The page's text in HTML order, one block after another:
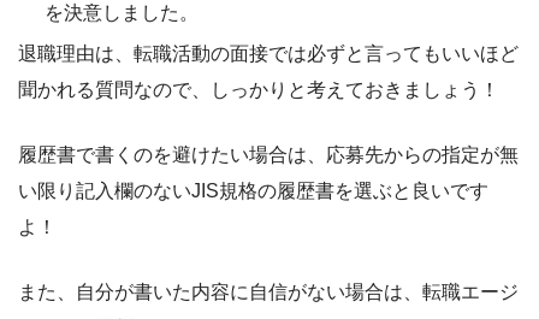
を決意しました。
退職理由は、転職活動の面接では必ずと言ってもいいほど
聞かれる質問なので、しっかりと考えておきましょう！
履歴書で書くのを避けたい場合は、応募先からの指定が無
い限り 記入欄のないJIS規格の履歴書を選ぶと良いです
よ！
また、自分が書いた内容に自信がない場合は、 転職エージ